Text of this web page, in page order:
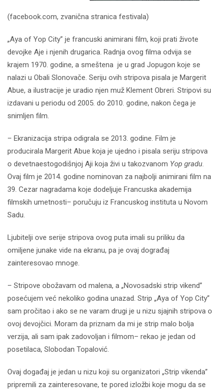
(facebook.com, zvanična stranica festivala)
„Aya of Yop City” je francuski animirani film, koji prati živote
devojke Aje i njenih drugarica. Radnja ovog filma odvija se
krajem 1970. godine, a smeštena je u grad Jopugon koje se
nalazi u Obali Slonovače. Seriju ovih stripova pisala je Margerit
Abue, a ilustracije je uradio njen muž Klement Obreri. Stripovi su
izdavani u periodu od 2005. do 2010. godine, nakon čega je
snimljen film.
– Ekranizacija stripa odigrala se 2013. godine. Film je
producirala Margerit Abue koja je ujedno i pisala seriju stripova
o devetnaestogodišnjoj Aji koja živi u takozvanom Yop gradu
Ovaj film je 2014. godine nominovan za najbolji animirani film na
39. Cezar nagradama koje dodeljuje Francuska akademija
filmskih umetnosti– poručuju iz Francuskog instituta u Novom
Sadu.
Ljubitelji ove serije stripova ovog puta imali su priliku da
omiljene junake vide na ekranu, pa je ovaj dograđaj
zainteresovao mnoge.
– Stripove obožavam od malena, a „Novosadski strip vikend”
posećujem već nekoliko godina unazad. Strip „Aya of Yop City”
sam pročitao i ako se ne varam drugi je u nizu sjajnih stripova o
ovoj devojčici. Moram da priznam da mi je strip malo bolja
verzija, ali sam ipak zadovoljan i filmom– rekao je jedan od
posetilaca, Slobodan Topalović.
Ovaj događaj je jedan u nizu koji su organizatori „Strip vikenda”
pripremili za zainteresovane, te pored izložbi koje mogu da se